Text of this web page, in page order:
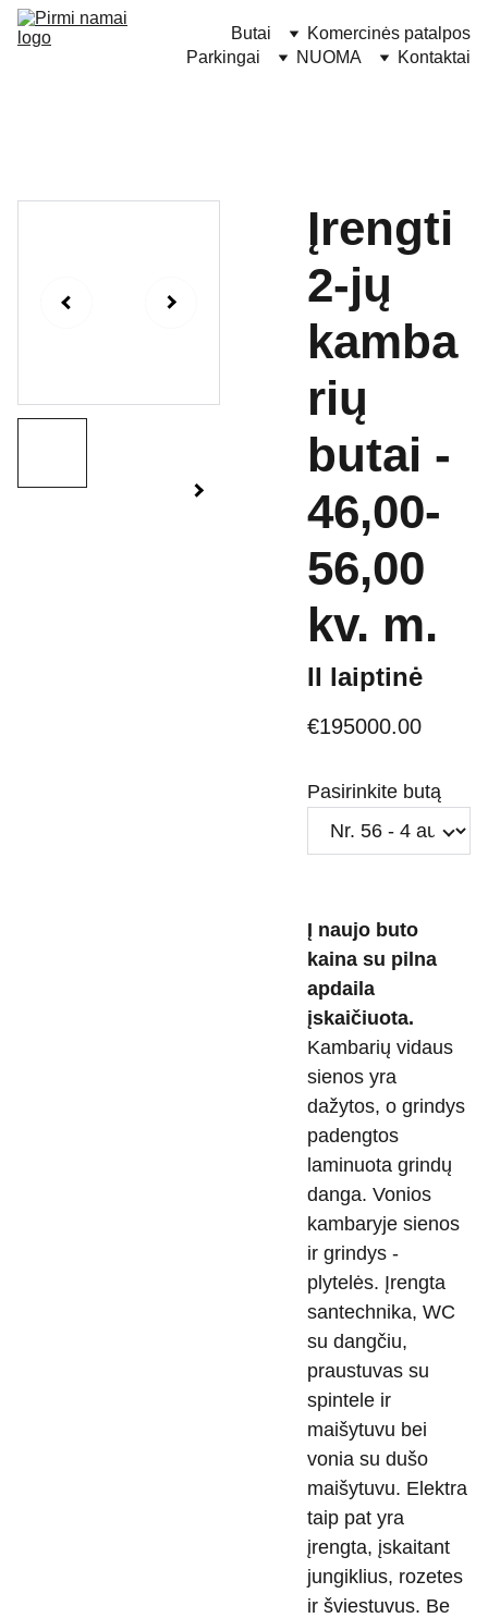
Butai
Komercinės patalpos
Parkingai
NUOMA Kontaktai
Įrengti
2-jų
kamba
rių
butai -
46,00-
56,00
kv. m.
II laiptinė
€195000.00
Pasirinkite butą
Į naujo buto
kaina su pilna
apdaila
įskaičiuota.
Kambarių vidaus
sienos yra
dažytos, o grindys
padengtos
laminuota grindų
danga. Vonios
kambaryje sienos
ir grindys -
plytelės. Įrengta
santechnika, WC
su dangčiu,
praustuvas su
spintele ir
maišytuvu bei
vonia su dušo
maišytuvu. Elektra
taip pat yra
įrengta, įskaitant
jungiklius, rozetes
ir šviestuvus. Be